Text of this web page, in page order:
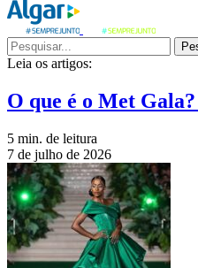
Leia os artigos:
O que é o Met
5 min. de leitura
7 de julho de 2026